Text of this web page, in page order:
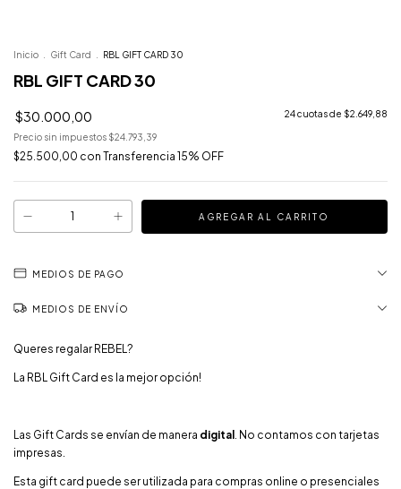
Inicio Gift Card RBL GIFT CARD 30
RBL GIFT CARD 30
$30.000,00 24cuotas de $2.649,88
Precio sin impuestos $24.793,39
$25.500,00 con Transferencia 15% OFF
MEDIOS DE PAGO
MEDIOS DE ENVÍO
Queres regalar REBEL?
La RBL Gift Card es la mejor opción!
Las Gift Cards se envían de manera digital
. No contamos con tarjetas
impresas.
Esta gift card puede ser utilizada para compras online o presenciales